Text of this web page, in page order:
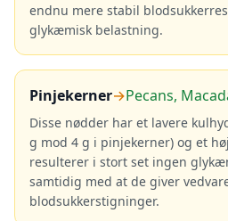
endnu mere stabil
glykæmisk belastning.
Pinjekerner→Pecans,
Disse nødder har et lavere
g mod 4 g i pinjekerner) og et
resulterer i stort set ingen
samtidig med at de giver
blodsukkerstigninger.